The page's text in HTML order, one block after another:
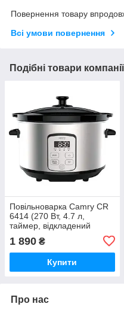
Повернення товару
Всі умови повернення
Подібні товари компанії
Повільноварка Camry CR
6414 (270 Вт, 4.7 л,
таймер, відкладений
мультиварка)
1 890 ₴
Купити
Про нас